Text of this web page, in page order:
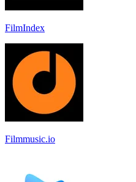
FilmIndex
Filmmusic.io